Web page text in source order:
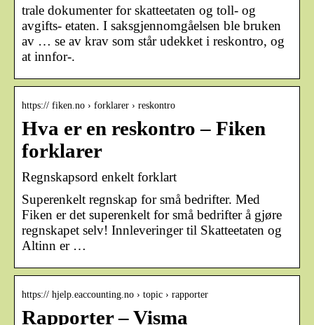
trale dokumenter for skatteetaten og toll- og
avgifts- etaten. I saksgjennomgåelsen ble bruken
av … se av krav som står udekket i reskontro, og
at innfor-.
https:// fiken.no › forklarer › reskontro
Hva er en reskontro – Fiken
forklarer
Regnskapsord enkelt forklart
Superenkelt regnskap for små bedrifter. Med
Fiken er det superenkelt for små bedrifter å gjøre
regnskapet selv! Innleveringer til Skatteetaten og
Altinn er …
https:// hjelp.eaccounting.no › topic › rapporter
Rapporter – Visma